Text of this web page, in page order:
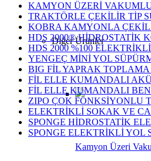
Diğer Ürünler
Kamyon Üzeri
KAMYON ÜZERİ
TRAKTÖRLE ÇEKİLİR TİP
KOBRA KAMYONLA
HDS 2000® HİDROSTATİK
HDS 2000 %100
YENGEÇ MİNİ YOL
BIG FİL YAPRAK
FİL ELLE KUMANDALI
FİL ELLE KUMANDALI
ZIPO ÇOK FONKSİYONLU
ELEKTRİKLİ SOKAK VE
SPONGE HİDROSTATİK
SPONGE ELEKTRİKLİ YOL